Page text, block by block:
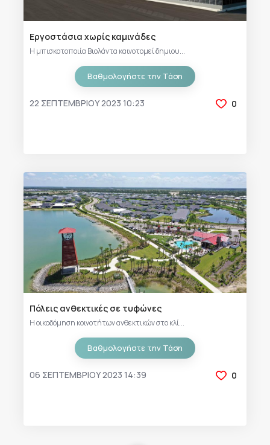
Εργοστάσια χωρίς καμινάδες
Η μπισκοτοποιία Βιολάντα καινοτομεί δημιου...
Βαθμολογήστε την Τάση
22 ΣΕΠΤΕΜΒΡΊΟΥ 2023 10:23 0
Πόλεις ανθεκτικές σε τυφώνες
Η οικοδόμηση κοινοτήτων ανθεκτικών στο κλί...
Βαθμολογήστε την Τάση
06 ΣΕΠΤΕΜΒΡΊΟΥ 2023 14:39 0